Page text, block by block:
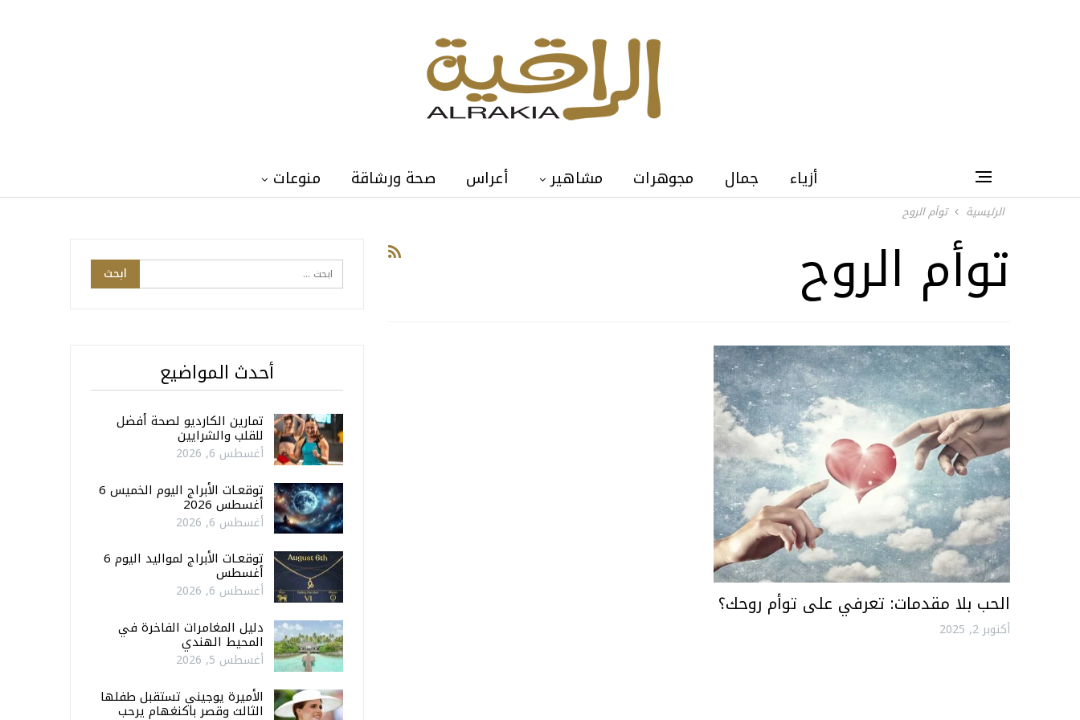
أزياء جمال مجوهرات مشاهير أعراس صحة ورشاقة منوعات
الرئيسية توأم الروح
توأم الروح
الحب بلا مقدمات: تعرفي على توأم روحك؟
أكتوبر 2, 2025
أحدث المواضيع
تمارين الكارديو لصحة أفضل
للقلب والشرايين
أغسطس 6, 2026
توقعـات الأبراج اليوم الخميس 6
أغسطس 2026
أغسطس 6, 2026
توقعـات الأبراج لمواليد اليوم 6
أغسطس
أغسطس 6, 2026
دليل المغامرات الفاخرة في
المحيط الهندي
أغسطس 5, 2026
الأميرة يوجيني تستقبل طفلها
الثالث وقصر باكنغهام يرحب